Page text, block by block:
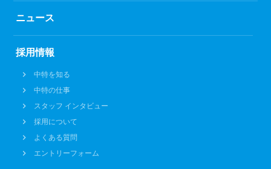
ニュース
採用情報
中特を知る
中特の仕事
スタッフ インタビュー
採用について
よくある質問
エントリーフォーム